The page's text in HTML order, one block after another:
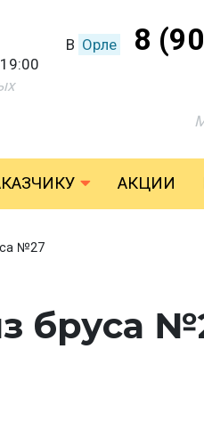
В Орле 8
АКЦИИ
№27
бруса